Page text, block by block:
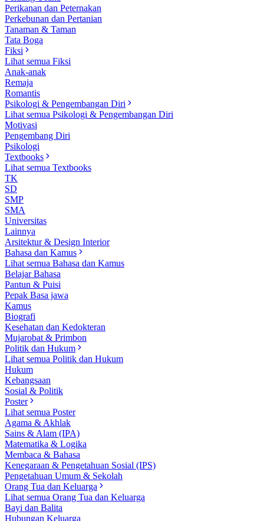
Perikanan dan Peternakan
Perkebunan dan Pertanian
Tanaman & Taman
Tata Boga
Fiksi
Lihat semua Fiksi
Anak-anak
Remaja
Romantis
Psikologi & Pengembangan Diri
Lihat semua Psikologi & Pengembangan Diri
Motivasi
Pengembang Diri
Psikologi
Textbooks
Lihat semua Textbooks
TK
SD
SMP
SMA
Universitas
Lainnya
Arsitektur & Design Interior
Bahasa dan Kamus
Lihat semua Bahasa dan Kamus
Belajar Bahasa
Pantun & Puisi
Pepak Basa jawa
Kamus
Biografi
Kesehatan dan Kedokteran
Mujarobat & Primbon
Politik dan Hukum
Lihat semua Politik dan Hukum
Hukum
Kebangsaan
Sosial & Politik
Poster
Lihat semua Poster
Agama & Akhlak
Sains & Alam (IPA)
Matematika & Logika
Membaca & Bahasa
Kenegaraan & Pengetahuan Sosial (IPS)
Pengetahuan Umum & Sekolah
Orang Tua dan Keluarga
Lihat semua Orang Tua dan Keluarga
Bayi dan Balita
Hubungan Keluarga